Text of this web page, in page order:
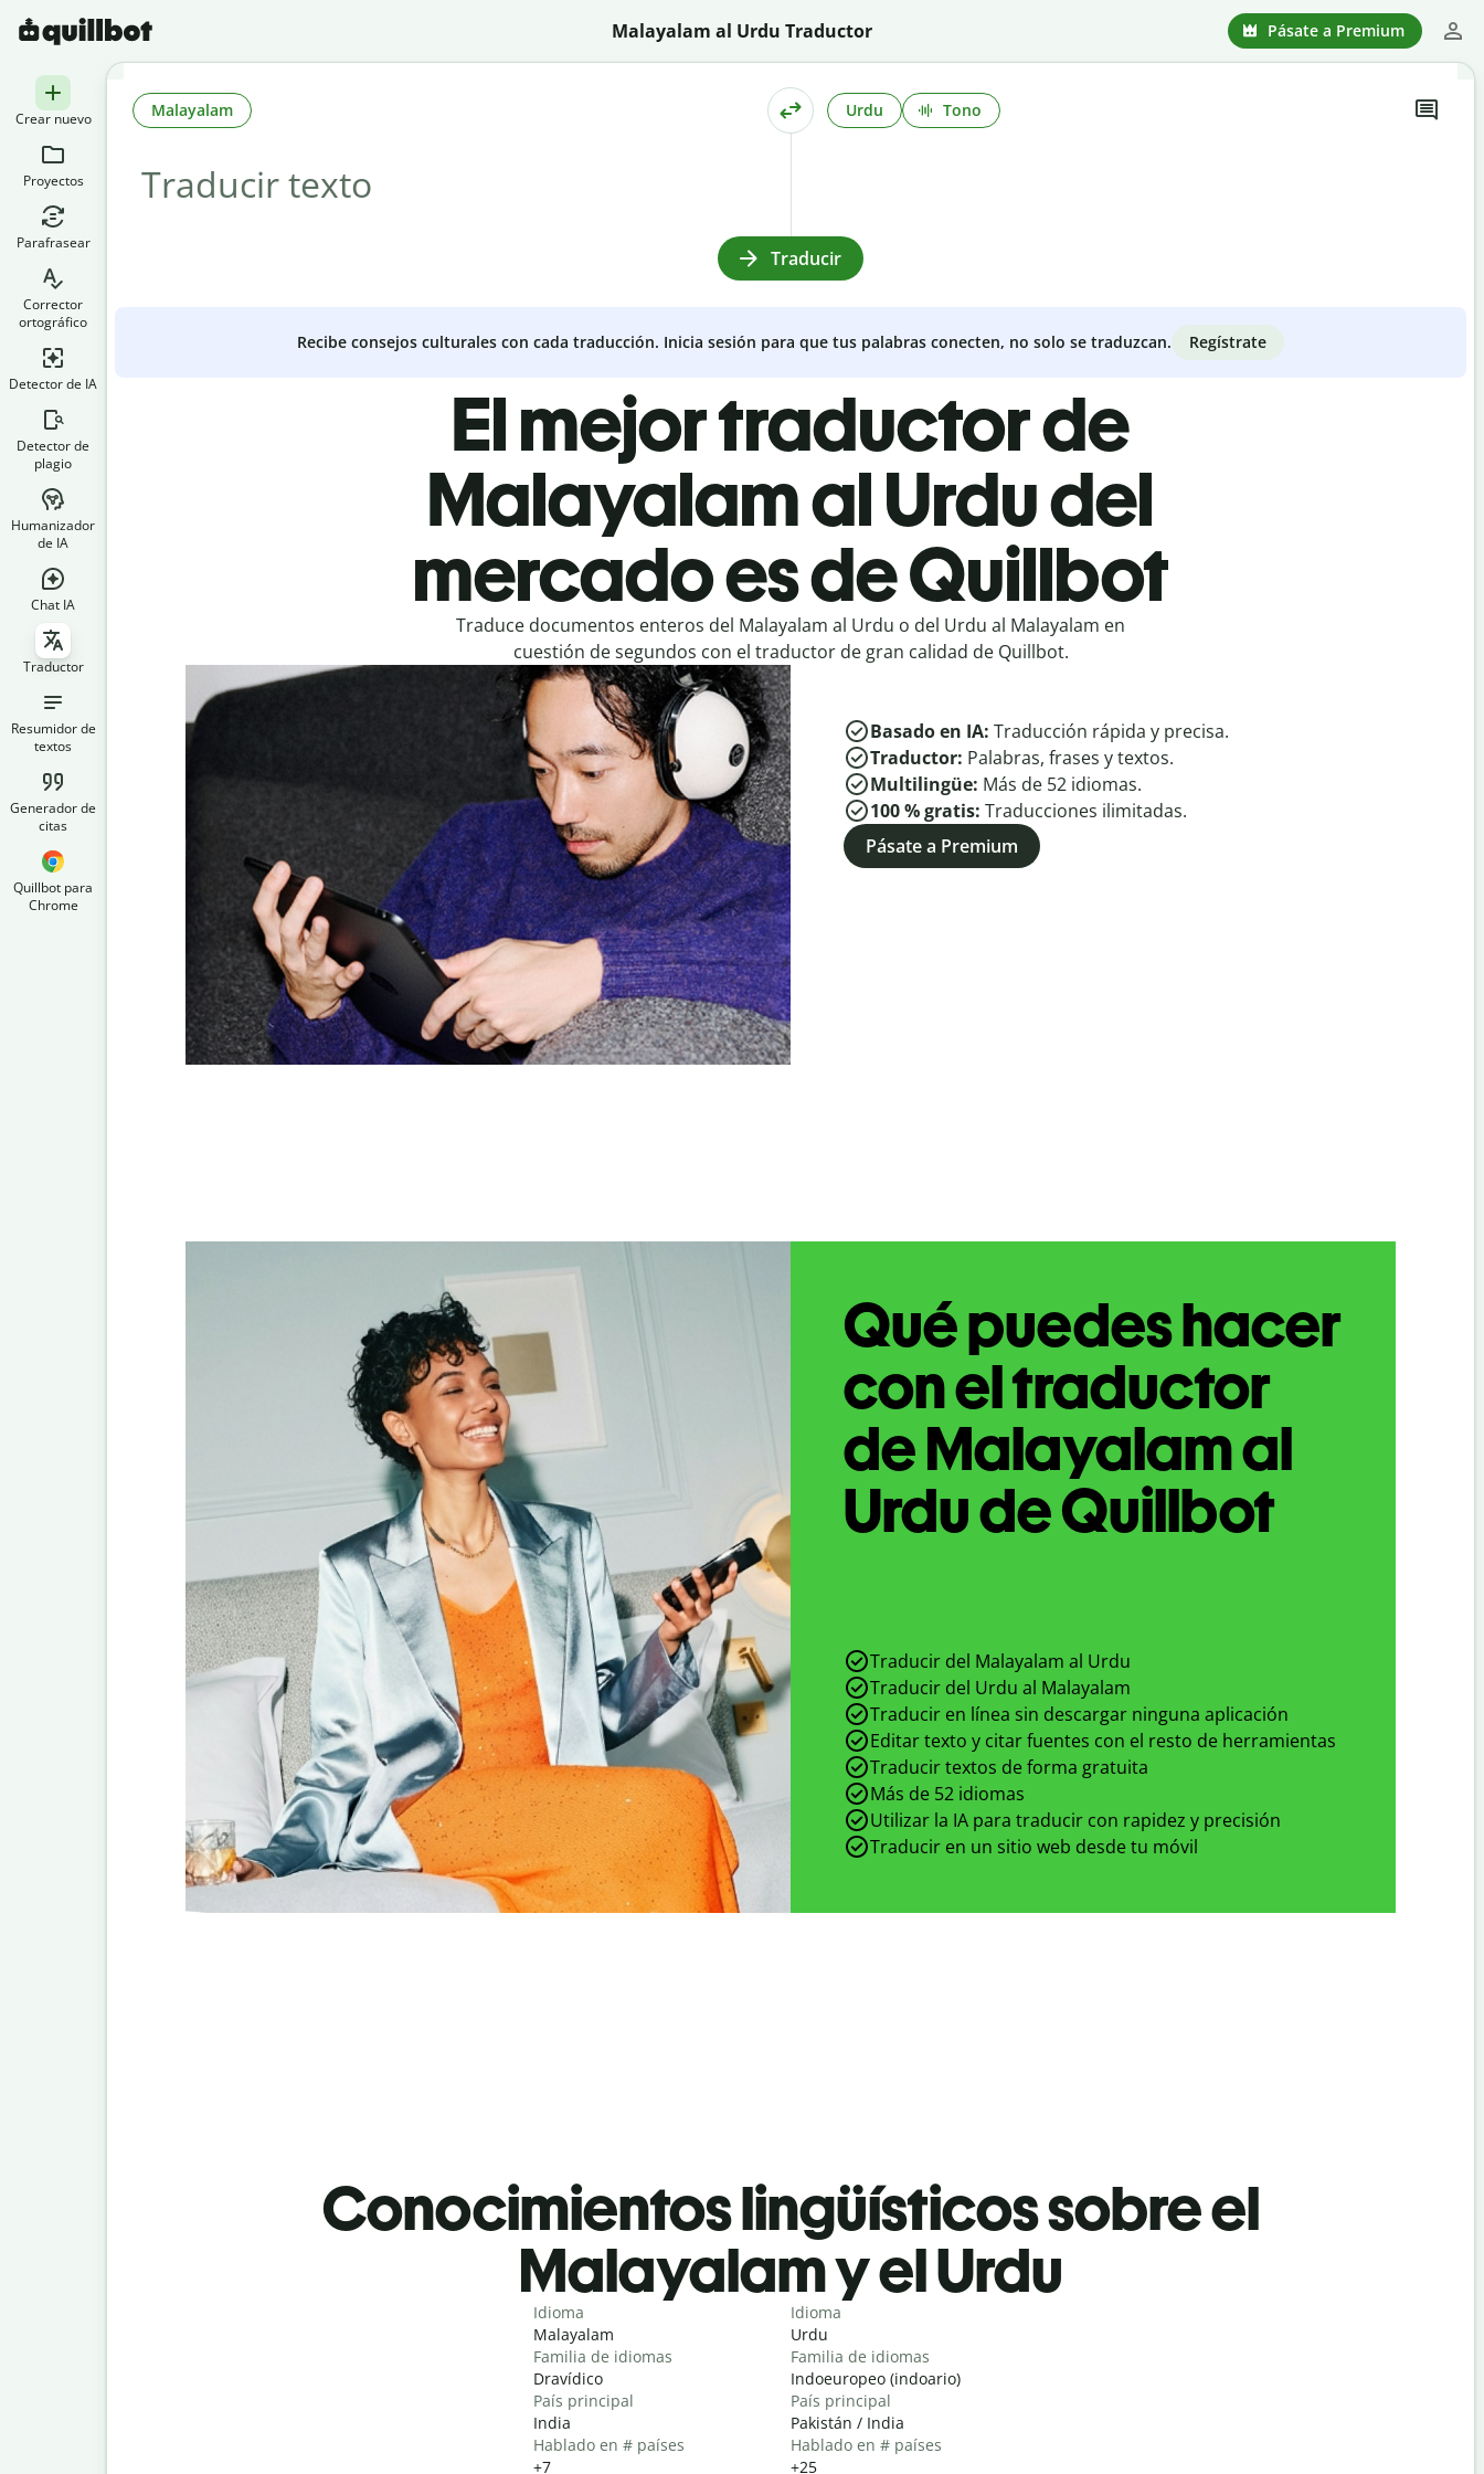
Malayalam al Urdu Traductor Pásate a Premium
Crear nuevo
Proyectos
Parafrasear
Corrector
ortográfico
Detector de IA
Detector de
plagio
Humanizador
de IA
Chat IA
Traductor
Resumidor de
textos
Generador de
citas
Quillbot para
Chrome
Malayalam Urdu Tono
Traducir
Recibe consejos culturales con cada traducción. Inicia sesión para que tus palabras conecten, no solo se traduzcan. Regístrate
El mejor traductor de
Malayalam al Urdu del
mercado es de Quillbot
Traduce documentos enteros del Malayalam al Urdu o del Urdu al Malayalam en
cuestión de segundos con el traductor de gran calidad de Quillbot.
Basado en IA: Traducción rápida y precisa.
Traductor: Palabras, frases y textos.
Multilingüe: Más de 52 idiomas.
100 % gratis: Traducciones ilimitadas.
Pásate a Premium
Qué puedes hacer
con el traductor
de Malayalam al
Urdu de Quillbot
Traducir del Malayalam al Urdu
Traducir del Urdu al Malayalam
Traducir en línea sin descargar ninguna aplicación
Editar texto y citar fuentes con el resto de herramientas
Traducir textos de forma gratuita
Más de 52 idiomas
Utilizar la IA para traducir con rapidez y precisión
Traducir en un sitio web desde tu móvil
Conocimientos lingüísticos sobre el
Malayalam y el Urdu
Idioma
Malayalam
Familia de idiomas
Dravídico
País principal
India
Hablado en # países
+7
Idioma
Urdu
Familia de idiomas
Indoeuropeo (indoario)
País principal
Pakistán / India
Hablado en # países
+25